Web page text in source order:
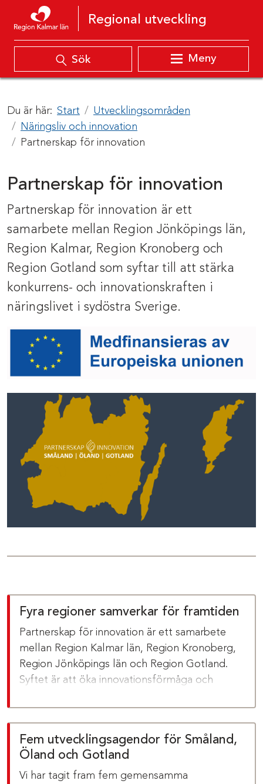
Hoppa till innehåll
Regional utveckling
Sök Meny
Du är här: Start
Utvecklingsområden
Näringsliv och innovation
Partnerskap för innovation
Partnerskap för innovation
Partnerskap för innovation är ett
samarbete mellan Region Jönköpings län,
Region Kalmar, Region Kronoberg och
Region Gotland som syftar till att stärka
konkurrens- och innovationskraften i
näringslivet i sydöstra Sverige.
Fyra regioner samverkar för framtiden
Partnerskap för innovation är ett samarbete
mellan Region Kalmar län, Region Kronoberg,
Region Jönköpings län och Region Gotland.
Syftet är att öka innovationsförmåga och
Fem utvecklingsagendor för Småland,
Öland och Gotland
Vi har tagit fram fem gemensamma